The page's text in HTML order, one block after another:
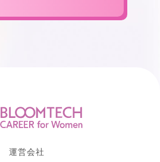
運営会社